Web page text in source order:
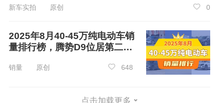
新车实拍 原创 0
2025年8月40-45万纯电动车销
量排行榜，腾势D9位居第二，
销量 原创 648
点击加载更多